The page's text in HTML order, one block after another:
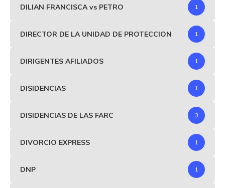
DILIAN FRANCISCA vs PETRO 1
DIRECTOR DE LA UNIDAD DE PROTECCION 1
DIRIGENTES AFILIADOS 1
DISIDENCIAS 1
DISIDENCIAS DE LAS FARC 3
DIVORCIO EXPRESS 1
DNP 1